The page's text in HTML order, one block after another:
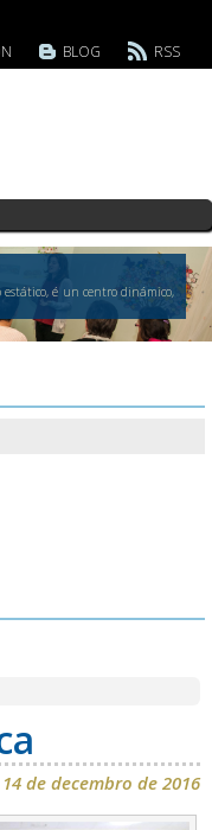
BLOG RSS
é un centro dinámico,
de decembro de 2016